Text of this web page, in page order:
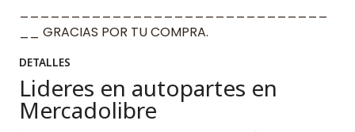
__ GRACIAS POR TU COMPRA.
DETALLES
Lideres en autopartes en
Mercadolibre